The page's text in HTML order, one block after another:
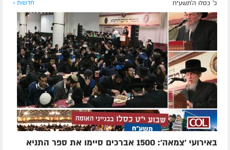
כ' כסלו ה׳תשע״ח חדשות »
באירועי 'צמאה': 1500 אברכים סיימו את ספר התניא